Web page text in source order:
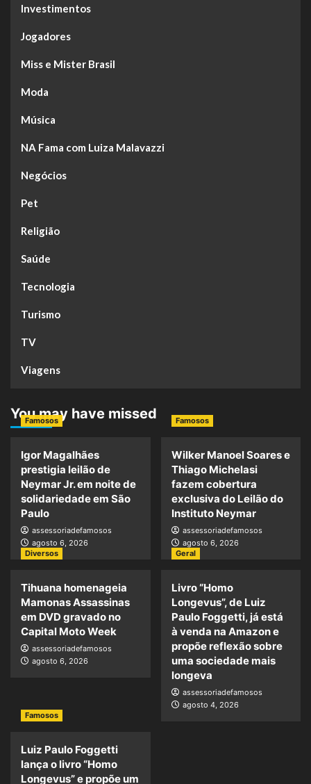
Investimentos
Jogadores
Miss e Mister Brasil
Moda
Música
NA Fama com Luiza Malavazzi
Negócios
Pet
Religião
Saúde
Tecnologia
Turismo
TV
Viagens
You may have missed
Famosos
Igor Magalhães
prestigia leilão de
Neymar Jr. em noite de
solidariedade em São
Paulo
assessoriadefamosos
agosto 6, 2026
Famosos
Wilker Manoel Soares e
Thiago Michelasi
fazem cobertura
exclusiva do Leilão do
Instituto Neymar
assessoriadefamosos
agosto 6, 2026
Diversos
Tihuana homenageia
Mamonas Assassinas
em DVD gravado no
Capital Moto Week
assessoriadefamosos
agosto 6, 2026
Geral
Livro “Homo
Longevus”, de Luiz
Paulo Foggetti, já está
à venda na Amazon e
propõe reflexão sobre
uma sociedade mais
longeva
assessoriadefamosos
agosto 4, 2026
Famosos
Luiz Paulo Foggetti
lança o livro “Homo
Longevus” e propõe um